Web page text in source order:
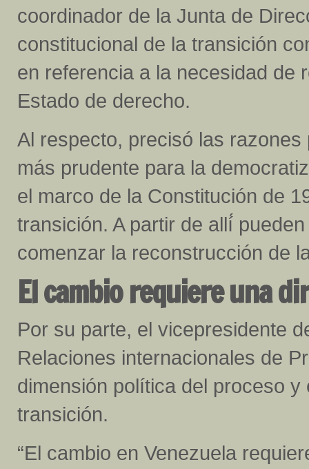
coordinador de la Junta de
constitucional de la transición
en referencia a la necesidad de
Estado de derecho.
Al respecto, precisó las
más prudente para la
el marco de la Constitución de
transición. A partir de allí́
comenzar la reconstrucción de
El cambio requiere una
Por su parte, el vicepresidente
Relaciones internacionales de
dimensión política del proceso
transición.
“El cambio en Venezuela